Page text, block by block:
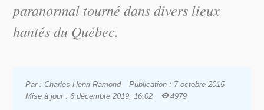
paranormal tourné dans divers lieux
hantés du Québec.
Par : Charles-Henri Ramond
Publication : 7 octobre 2015
Mise à jour : 6 décembre 2019, 16:02
4979